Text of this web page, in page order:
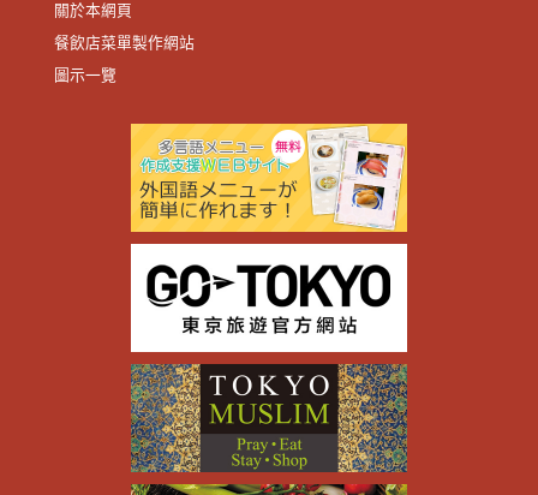
關於本網頁
餐飲店菜單製作網站
圖示一覽